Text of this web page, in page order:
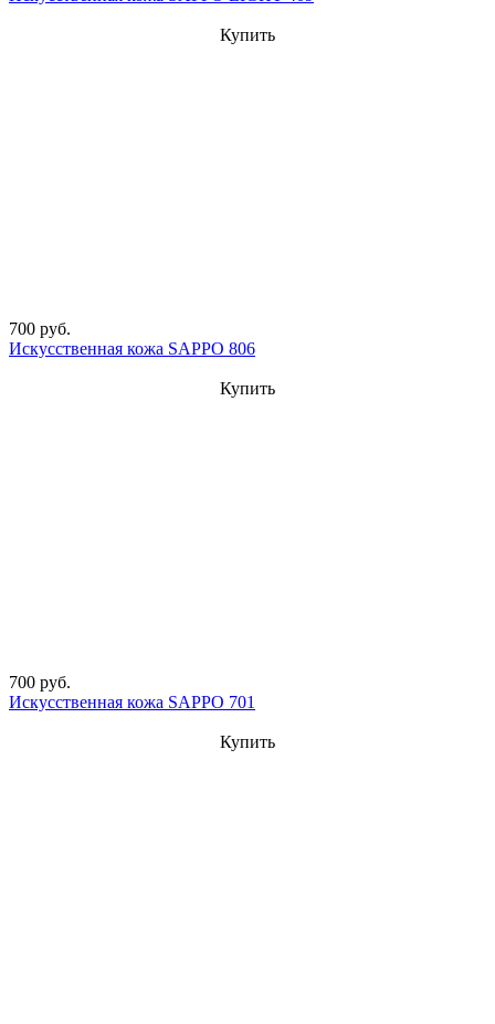
Купить
700 руб.
Искусственная кожа SAPPO 806
Купить
700 руб.
Искусственная кожа SAPPO 701
Купить